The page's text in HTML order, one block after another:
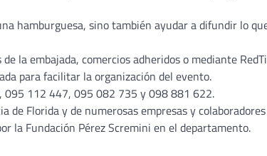
hamburguesa, sino también ayudar a difundir lo
la embajada, comercios adheridos o mediante
para facilitar la organización del evento.
095 112 447, 095 082 735 y 098 881 622.
de Florida y de numerosas empresas y
la Fundación Pérez Scremini en el departamento.